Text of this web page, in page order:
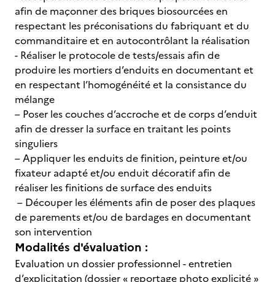
afin de maçonner des briques biosourcées en
respectant les préconisations du fabriquant et du
commanditaire et en autocontrôlant la réalisation
- Réaliser le protocole de tests/essais afin de
produire les mortiers d’enduits en documentant et
en respectant l’homogénéité et la consistance du
mélange
– Poser les couches d’accroche et de corps d’enduit
afin de dresser la surface en traitant les points
singuliers
– Appliquer les enduits de finition, peinture et/ou
fixateur adapté et/ou enduit décoratif afin de
réaliser les finitions de surface des enduits
– Découper les éléments afin de poser des plaques
de parements et/ou de bardages en documentant
son intervention
Modalités d'évaluation :
Evaluation un dossier professionnel - entretien
d’explicitation (dossier « reportage photo explicité »